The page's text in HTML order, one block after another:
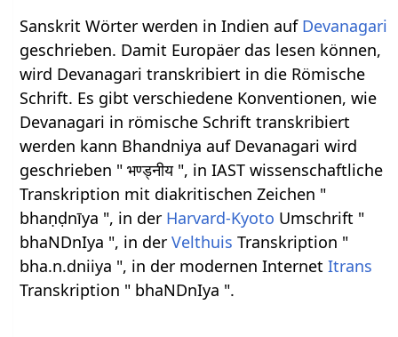
Sanskrit Wörter werden in Indien auf Devanagari
geschrieben. Damit Europäer das lesen können,
wird Devanagari transkribiert in die Römische
Schrift. Es gibt verschiedene Konventionen, wie
Devanagari in römische Schrift transkribiert
werden kann Bhandniya auf Devanagari wird
geschrieben " भण्ड्नीय ", in IAST wissenschaftliche
Transkription mit diakritischen Zeichen "
bhaṇḍnīya ", in der Harvard-Kyoto Umschrift "
bhaNDnIya ", in derVelthuis Transkription "
bha.n.dniiya ", in der modernen InternetItrans
Transkription " bhaNDnIya ".